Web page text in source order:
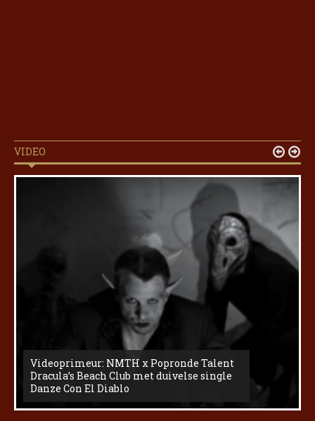
VIDEO
Videoprimeur: NMTH x Popronde Talent
Dracula’s Beach Club met duivelse single
Danze Con El Diablo
 